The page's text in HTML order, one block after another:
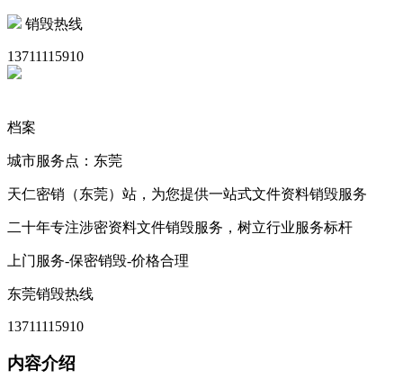
销毁热线
13711115910
档案
城市服务点：东莞
天仁密销（东莞）站，为您提供一站式文件资料销毁服务
二十年专注涉密资料文件销毁服务，树立行业服务标杆
上门服务-保密销毁-价格合理
东莞销毁热线
13711115910
内容介绍